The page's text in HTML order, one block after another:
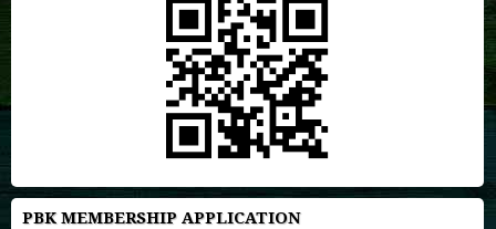
PBK MEMBERSHIP APPLICATION